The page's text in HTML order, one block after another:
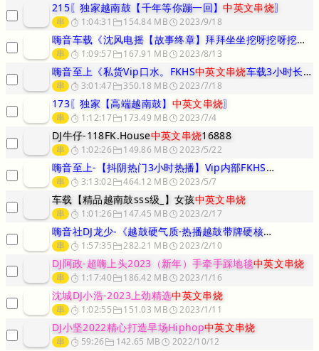
215〖独家越南鼓【千年等你蹦一回】中英文串烧〗
串 1:04:31 154.84 MB 2023/9/18
嗨音车载《沈风电摇【故事终章】拜拜坐坐挖呀挖呀挖让我一次嗨个够中英
串 1:09:57 167.91 MB 2023/8/13
嗨音至上《私货Vip口水。FKHS中英文串烧车载3小时长途》DJ小
串 3:01:47 350.18 MB 2023/7/18
173〖独家【高端越南鼓】 中英文串烧〗
串 1:12:17 173.49 MB 2023/7/4
DJ牛仔-118FK.House中英文串烧16888
串 1:02:26 149.86 MB 2023/5/22
嗨音至上-【抖阴热门3小时热播】Vip内部FKHS
中英文串烧
串 3:13:02 464.12 MB 2023/5/7
车载【精品越南鼓sss级_】女孩中英文串烧
串 1:01:26 147.45 MB 2023/2/17
嗨音社DJ龙少-《越鼓硬气质·热播越鼓带牌硬核
中英文串烧
串 1:57:35 282.21 MB 2023/2/10
DJ阿政-超嗨上头2023（新年）手牵手踩地毯中英文串烧
串 1:17:40 186.42 MB 2023/1/16
沈城DJ小浩-2023上劲精选中英文串烧
串 1:02:55 151.03 MB 2023/1/11
DJ小坚2022精心打造早场Hiphop中英文串烧
串 59:26 142.65 MB 2022/10/12